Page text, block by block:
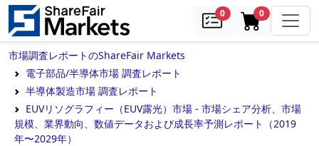
0samples0in cart
市場調査レポートのShareFair Markets
電子部品/半導体市場 調査レポート
半導体製造市場 調査レポート
EUVリソグラフィー（EUV露光）市場 - 市場シェア分析、市場
規模、業界動向、数値データおよび成長率予測レポート（2019
年〜2029年）